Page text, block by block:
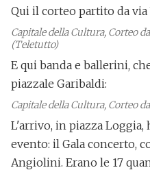
Qui il corteo partito da
Capitale della Cultura, Corteo
(Teletutto)
E qui banda e ballerini,
piazzale Garibaldi:
Capitale della Cultura, Corteo
L'arrivo, in piazza
evento: il Gala concerto,
Angiolini. Erano le 17